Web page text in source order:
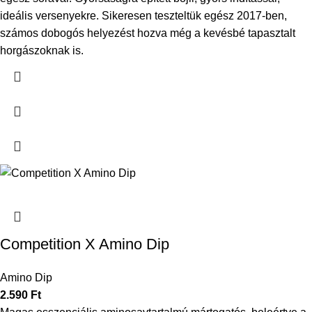
ideális versenyekre. Sikeresen teszteltük egész 2017-ben,
számos dobogós helyezést hozva még a kevésbé tapasztalt
horgászoknak is.
Competition X Amino Dip
Amino Dip
2.590 Ft